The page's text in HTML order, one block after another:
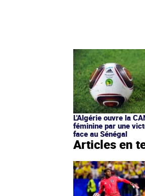
L'Algérie ouvre la
féminine par une
face au Sénégal
Articles en